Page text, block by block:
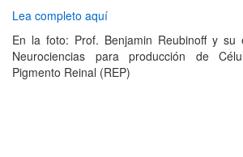
Lea completo aquí
En la foto: Prof. Benjamin Reubinoff y su
Neurociencias para producción de
Pigmento Reinal (REP)